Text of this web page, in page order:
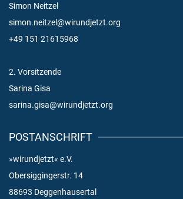
Simon Neitzel
simon.neitzel@wirundjetzt.org
+49 151 21615968
2. Vorsitzende
Sarina Gisa
sarina.gisa@wirundjetzt.org
POSTANSCHRIFT
»wirundjetzt« e.V.
Obersiggingerstr. 14
88693 Deggenhausertal